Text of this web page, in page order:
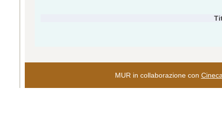
MUR in collaborazione con